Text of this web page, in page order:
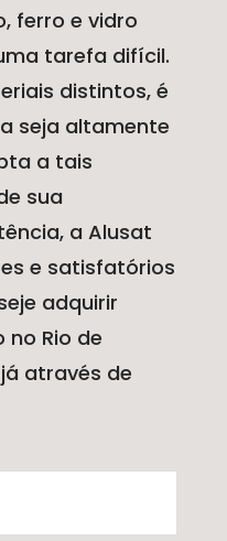
ferro e vidro
tarefa difícil.
distintos, é
seja altamente
a tais
sua
a Alusat
e satisfatórios
adquirir
Rio de
através de